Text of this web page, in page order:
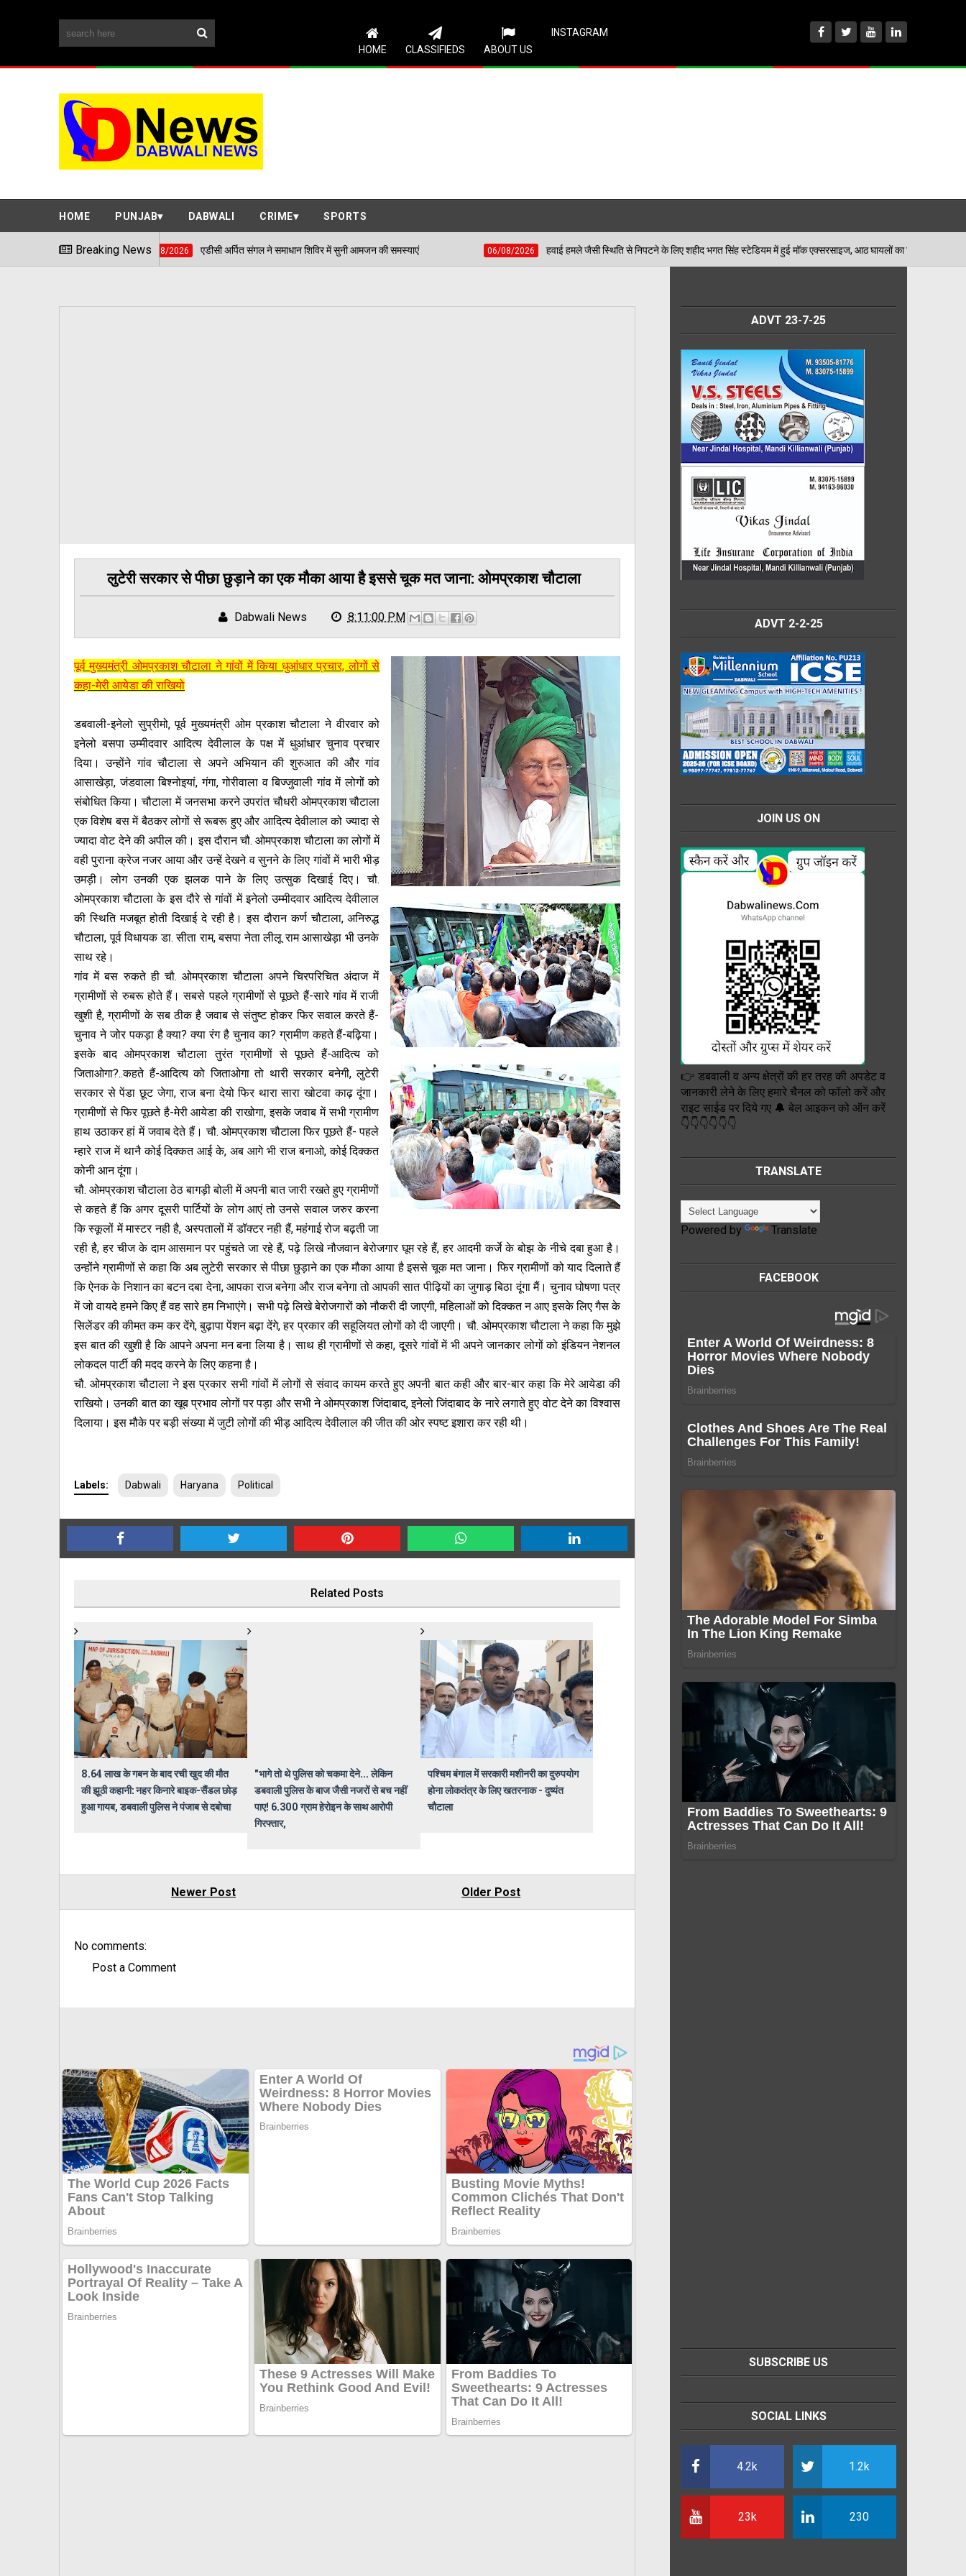
HOME CLASSIFIEDS ABOUT US
INSTAGRAM
HOME PUNJAB DABWALI CRIME SPORTS
Breaking News
06/08/2026 एडीसी अर्पित संगल ने समाधान शिविर में सुनी आमजन की समस्याएं 06/08/2026 हवाई हमले जैसी स्थिति से निपटने के लिए शहीद भगत सिंह स्टेडियम में हुई मॉक एक्सरसाइज, आठ घायलों का किया गया रेस्क्यू
लुटेरी सरकार से पीछा छुड़ाने का एक मौका आया है इससे चूक मत जाना: ओमप्रकाश चौटाला
Dabwali News 8:11:00 PM
पूर्व मुख्यमंत्री ओमप्रकाश चौटाला ने गांवों में किया धुआंधार प्रचार, लोगों से
कहा-मेरी आयेडा की राखियो
डबवाली-इनेलो सुप्रीमो, पूर्व मुख्यमंत्री ओम प्रकाश चौटाला ने वीरवार को
इनेलो बसपा उम्मीदवार आदित्य देवीलाल के पक्ष में धुआंधार चुनाव प्रचार
दिया। उन्होंने गांव चौटाला से अपने अभियान की शुरुआत की और गांव
आसाखेड़ा, जंडवाला बिश्नोइयां, गंगा, गोरीवाला व बिज्जुवाली गांव में लोगों को
संबोधित किया। चौटाला में जनसभा करने उपरांत चौधरी ओमप्रकाश चौटाला
एक विशेष बस में बैठकर लोगों से रूबरू हुए और आदित्य देवीलाल को ज्यादा से
ज्यादा वोट देने की अपील की। इस दौरान चौ. ओमप्रकाश चौटाला का लोगों में
वही पुराना क्रेज नजर आया और उन्हें देखने व सुनने के लिए गांवों में भारी भीड़
उमड़ी। लोग उनकी एक झलक पाने के लिए उत्सुक दिखाई दिए। चौ.
ओमप्रकाश चौटाला के इस दौरे से गांवों में इनेलो उम्मीदवार आदित्य देवीलाल
की स्थिति मजबूत होती दिखाई दे रही है। इस दौरान कर्ण चौटाला, अनिरुद्ध
चौटाला, पूर्व विधायक डा. सीता राम, बसपा नेता लीलू राम आसाखेड़ा भी उनके
साथ रहे।
गांव में बस रुकते ही चौ. ओमप्रकाश चौटाला अपने चिरपरिचित अंदाज में
ग्रामीणों से रुबरू होते हैं। सबसे पहले ग्रामीणों से पूछते हैं-सारे गांव में राजी
खुशी है, ग्रामीणों के सब ठीक है जवाब से संतुष्ट होकर फिर सवाल करते हैं-
चुनाव ने जोर पकड़ा है क्या? क्या रंग है चुनाव का? ग्रामीण कहते हैं-बढ़िया।
इसके बाद ओमप्रकाश चौटाला तुरंत ग्रामीणों से पूछते हैं-आदित्य को
जिताओगा?..कहते हैं-आदित्य को जिताओगा तो थारी सरकार बनेगी, लुटेरी
सरकार से पेंडा छूट जेगा, राज बना देयो फिर थारा सारा खोटवा काढ़ दूंगा।
ग्रामीणों से फिर पूछते है-मेरी आयेडा की राखोगा, इसके जवाब में सभी ग्रामीण
हाथ उठाकर हां में जवाब देते हैं। चौ. ओमप्रकाश चौटाला फिर पूछते हैं- पहले
म्हारे राज में थानै कोई दिक्कत आई के, अब आगे भी राज बनाओ, कोई दिक्कत
कोनी आन दूंगा।
चौ. ओमप्रकाश चौटाला ठेठ बागड़ी बोली में अपनी बात जारी रखते हुए ग्रामीणों
से कहते हैं कि अगर दूसरी पार्टियों के लोग आएं तो उनसे सवाल जरुर करना
कि स्कूलों में मास्टर नही है, अस्पतालों में डॉक्टर नही हैं, महंगाई रोज बढ़ती जा
रही है, हर चीज के दाम आसमान पर पहुंचते जा रहे हैं, पढ़े लिखे नौजवान बेरोजगार घूम रहे हैं, हर आदमी कर्जे के बोझ के नीचे दबा हुआ है।
उन्होंने ग्रामीणों से कहा कि अब लुटेरी सरकार से पीछा छुड़ाने का एक मौका आया है इससे चूक मत जाना। फिर ग्रामीणों को याद दिलाते हैं
कि ऐनक के निशान का बटन दबा देना, आपका राज बनेगा और राज बनेगा तो आपकी सात पीढ़ियों का जुगाड़ बिठा दूंगा मैं। चुनाव घोषणा पत्र
में जो वायदे हमने किए हैं वह सारे हम निभाएंगे। सभी पढ़े लिखे बेरोजगारों को नौकरी दी जाएगी, महिलाओं को दिक्कत न आए इसके लिए गैस के
सिलेंडर की कीमत कम कर देंगे, बुढ़ापा पेंशन बढ़ा देंगे, हर प्रकार की सहूलियत लोगों को दी जाएगी। चौ. ओमप्रकाश चौटाला ने कहा कि मुझे
इस बात की खुशी है कि आपने अपना मन बना लिया है। साथ ही ग्रामीणों से कहा, दूसरे गांवों में भी अपने जानकार लोगों को इंडियन नेशनल
लोकदल पार्टी की मदद करने के लिए कहना है।
चौ. ओमप्रकाश चौटाला ने इस प्रकार सभी गांवों में लोगों से संवाद कायम करते हुए अपनी बात कही और बार-बार कहा कि मेरे आयेडा की
राखियो। उनकी बात का खूब प्रभाव लोगों पर पड़ा और सभी ने ओमप्रकाश जिंदाबाद, इनेलो जिंदाबाद के नारे लगाते हुए वोट देने का विश्वास
दिलाया। इस मौके पर बड़ी संख्या में जुटी लोगों की भीड़ आदित्य देवीलाल की जीत की ओर स्पष्ट इशारा कर रही थी।
Labels: Dabwali Haryana Political
Related Posts
8.64 लाख के गबन के बाद रची खुद की मौत
की झूठी कहानी: नहर किनारे बाइक-सैंडल छोड़
हुआ गायब, डबवाली पुलिस ने पंजाब से दबोचा
"भागे तो थे पुलिस को चकमा देने... लेकिन
डबवाली पुलिस के बाज जैसी नजरों से बच नहीं
पाए! 6.300 ग्राम हेरोइन के साथ आरोपी
गिरफ्तार,
पश्चिम बंगाल में सरकारी मशीनरी का दुरुपयोग
होना लोकतंत्र के लिए खतरनाक - दुष्यंत
चौटाला
Newer Post Older Post
No comments:
Post a Comment
ADVT 23-7-25
ADVT 2-2-25
JOIN US ON
👉 डबवाली व अन्य क्षेत्रों की हर तरह की अपडेट व
जानकारी लेने के लिए हमारे चैनल को फॉलो करें और
राइट साईड पर दिये गए 🔔 बेल आइकन को ऑन करें
👇👇👇👇👇👇
TRANSLATE
Powered by Translate
FACEBOOK
SUBSCRIBE US
SOCIAL LINKS
4.2k 1.2k
23k 230